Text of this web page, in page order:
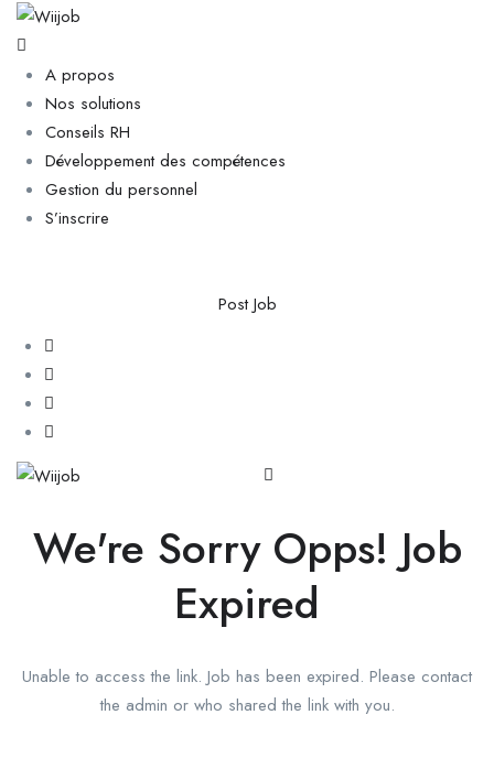
A propos
Nos solutions
Conseils RH
Développement des compétences
Gestion du personnel
S’inscrire
Post Job
We're Sorry Opps! Job
Expired
Unable to access the link. Job has been expired. Please contact
the admin or who shared the link with you.